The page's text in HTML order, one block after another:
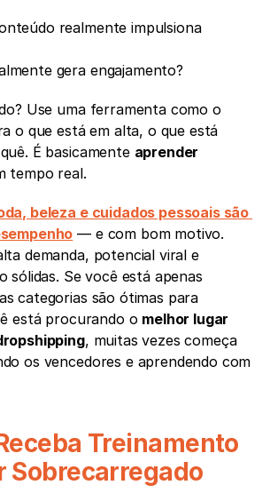
realmente impulsiona
gera engajamento?
Use uma ferramenta como o
o que está em alta, o que está
É basicamente aprender
tempo real.
beleza e cuidados pessoais são
— e com bom motivo.
demanda, potencial viral e
sólidas. Se você está apenas
categorias são ótimas para
está procurando o melhor lugar
, muitas vezes começa
os vencedores e aprendendo com
Treinamento
Sobrecarregado